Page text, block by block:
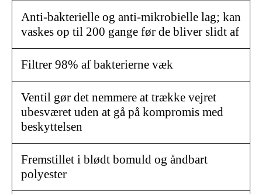
Anti-bakterielle og anti-mikrobielle lag; kan
vaskes op til 200 gange før de bliver slidt af
Filtrer 98% af bakterierne væk
Ventil gør det nemmere at trække vejret
ubesværet uden at gå på kompromis med
beskyttelsen
Fremstillet i blødt bomuld og åndbart
polyester